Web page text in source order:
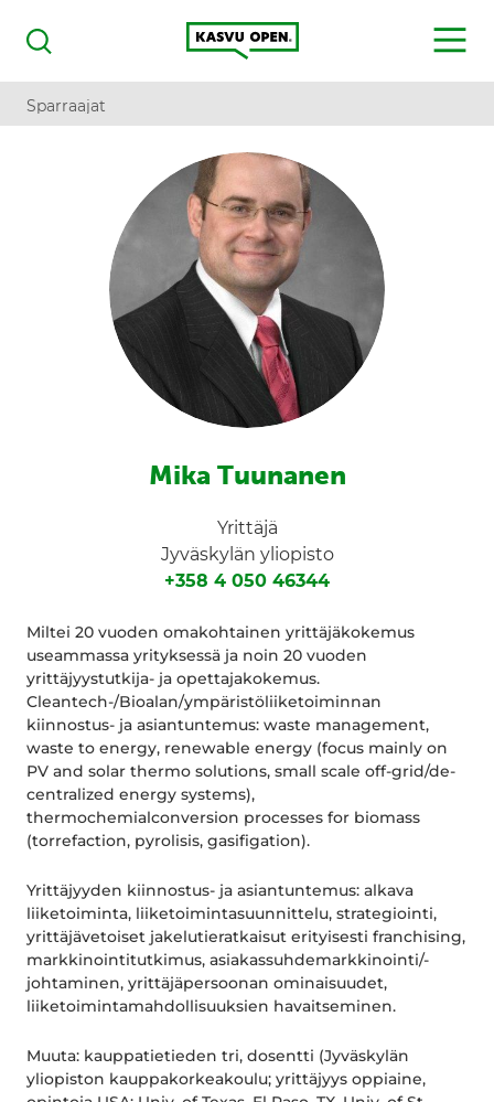
Haku
Kasvu Open
MENU
Sparraajat
Mika Tuunanen
Yrittäjä
Jyväskylän yliopisto
+358 4 050 46344
Miltei 20 vuoden omakohtainen yrittäjäkokemus
useammassa yrityksessä ja noin 20 vuoden
yrittäjyystutkija- ja opettajakokemus.
Cleantech-/Bioalan/ympäristöliiketoiminnan
kiinnostus- ja asiantuntemus: waste management,
waste to energy, renewable energy (focus mainly on
PV and solar thermo solutions, small scale off-grid/de-
centralized energy systems),
thermochemialconversion processes for biomass
(torrefaction, pyrolisis, gasifigation).
Yrittäjyyden kiinnostus- ja asiantuntemus: alkava
liiketoiminta, liiketoimintasuunnittelu, strategiointi,
yrittäjävetoiset jakelutieratkaisut erityisesti franchising,
markkinointitutkimus, asiakassuhdemarkkinointi/-
johtaminen, yrittäjäpersoonan ominaisuudet,
liiketoimintamahdollisuuksien havaitseminen.
Muuta: kauppatietieden tri, dosentti (Jyväskylän
yliopiston kauppakorkeakoulu; yrittäjyys oppiaine,